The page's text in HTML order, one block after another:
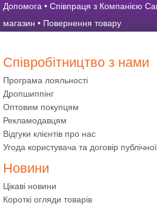
Допомога • Співпраця з Компанією
магазин • Повернення товару
Співробітництво з нами
Програма лояльності
Дропшиппінг
Оптовим покупцям
Рекламодавцям
Відгуки клієнтів про нас
Угода користувача та договір
Новини
Цікаві новини
Короткі огляди товарів